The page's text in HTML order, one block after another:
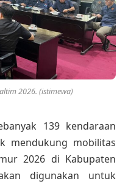
2026. (istimewa)
139 kendaraan
mendukung mobilitas
2026 di Kabupaten
digunakan untuk